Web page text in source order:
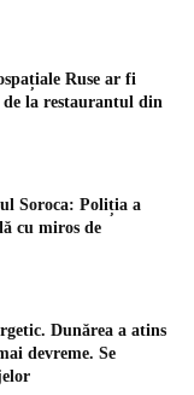
Ruse ar fi
la restaurantul din
Soroca: Poliția a
cu miros de
Dunărea a atins
devreme. Se